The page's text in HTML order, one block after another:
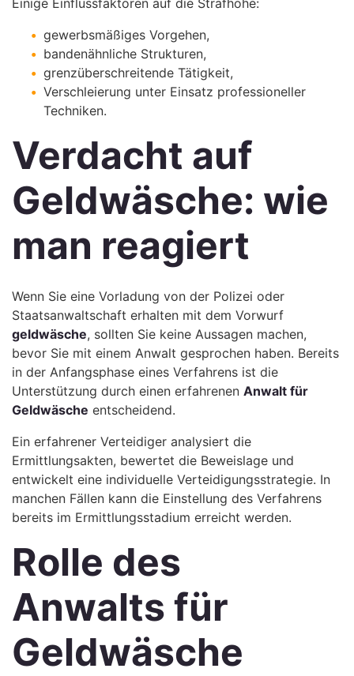
Einige Einflussfaktoren auf die Strafhöhe:
gewerbsmäßiges Vorgehen,
bandenähnliche Strukturen,
grenzüberschreitende Tätigkeit,
Verschleierung unter Einsatz professioneller
Techniken.
Verdacht auf
Geldwäsche: wie
man reagiert
Wenn Sie eine Vorladung von der Polizei oder
Staatsanwaltschaft erhalten mit dem Vorwurf
geldwäsche, sollten Sie keine Aussagen machen,
bevor Sie mit einem Anwalt gesprochen haben. Bereits
in der Anfangsphase eines Verfahrens ist die
Unterstützung durch einen erfahrenen Anwalt für
Geldwäsche entscheidend.
Ein erfahrener Verteidiger analysiert die
Ermittlungsakten, bewertet die Beweislage und
entwickelt eine individuelle Verteidigungsstrategie. In
manchen Fällen kann die Einstellung des Verfahrens
bereits im Ermittlungsstadium erreicht werden.
Rolle des
Anwalts für
Geldwäsche